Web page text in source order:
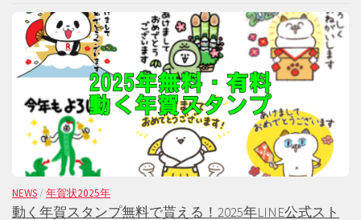
NEWS / 年賀状2025年
動く年賀スタンプ無料で貰える！2025年LINE公式スト